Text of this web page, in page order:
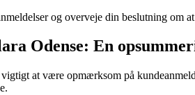
og overveje din beslutning om
Odense: En
at være opmærksom på